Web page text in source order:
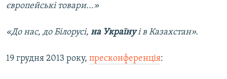
європейські товари...»
«До нас, до Білорусі, на Українуі в Казахстан».
19 грудня 2013 року, пресконференція: